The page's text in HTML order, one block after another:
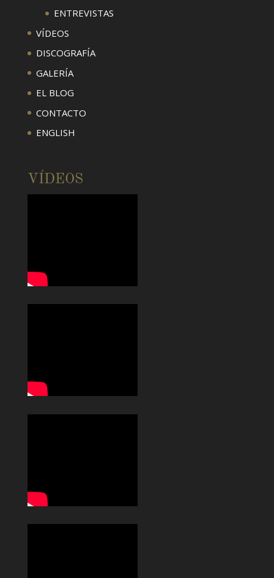
ENTREVISTAS
VÍDEOS
DISCOGRAFÍA
GALERÍA
EL BLOG
CONTACTO
ENGLISH
VÍDEOS